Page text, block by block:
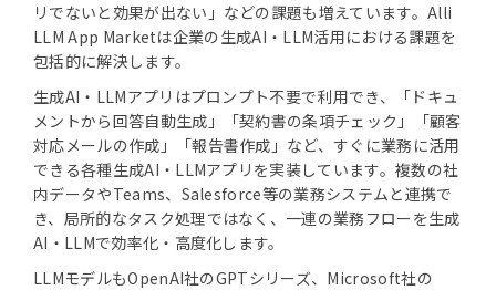
リでないと効果が出ない」などの課題も増えています。Alli
LLM App Marketは企業の生成AI・LLM活用における課題を
包括的に解決します。
生成AI・LLMアプリはプロンプト不要で利用でき、「ドキュ
メントから回答自動生成」「契約書の条項チェック」「顧客
対応メールの作成」「報告書作成」など、すぐに業務に活用
できる各種生成AI・LLMアプリを実装しています。複数の社
内データやTeams、Salesforce等の業務システムと連携で
き、局所的なタスク処理ではなく、一連の業務フローを生成
AI・LLMで効率化・高度化します。
LLMモデルもOpenAI社のGPTシリーズ、Microsoft社の